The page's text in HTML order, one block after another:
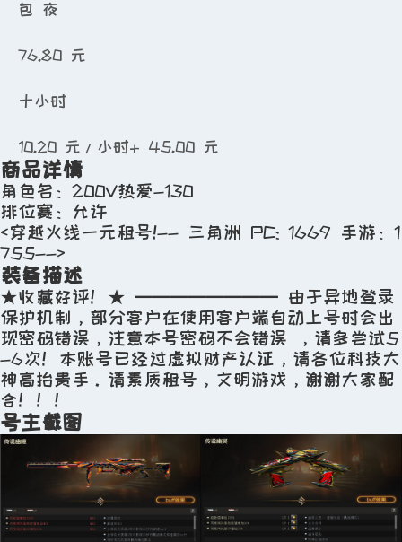
包 夜
76.80 元
十小时
10.20 元/小时+ 45.00 元
时租+包夜
租赁押金： 0.00元
上号方式：上号器上号
可租时间段：0:00-24:00
距包夜开始剩：5小时46分59秒
优惠活动：
温馨提示：不得使用或浏览外挂等第三方软件，违
反将会扣除相应押金及租金！
商品详情
角色名：200V热爱-130
排位赛：允许
<穿越火线一元租号!-- 三角洲 PC: 1669 手游：1
755-->
装备描述
★收藏好评！★ ━━━━━━━━ 由于异地登录
保护机制，部分客户在使用客户端自动上号时会出
现密码错误，注意本号密码不会错误 ，请多尝试5
-6次！本账号已经过虚拟财产认证，请各位科技大
神高抬贵手。请素质租号，文明游戏，谢谢大家配
合！！！
号主截图